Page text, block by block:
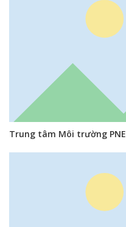
Trung tâm Môi trường PNE